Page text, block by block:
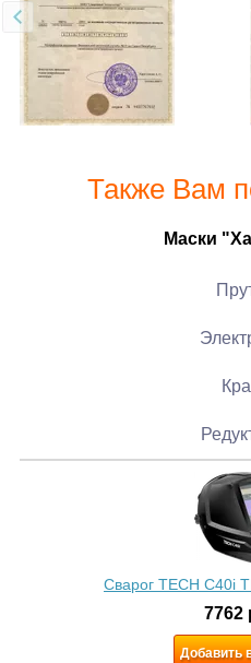
Также Вам
Маски
Сварог TECH C40i
7762
Добавить